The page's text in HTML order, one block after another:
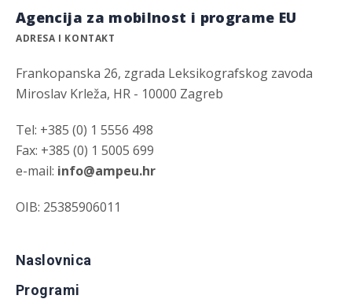
Agencija za mobilnost i programe EU
ADRESA I KONTAKT
Frankopanska 26, zgrada Leksikografskog zavoda
Miroslav Krleža, HR - 10000 Zagreb
Tel: +385 (0) 1 5556 498
Fax: +385 (0) 1 5005 699
e-mail: info@ampeu.hr
OIB: 25385906011
Naslovnica
Programi